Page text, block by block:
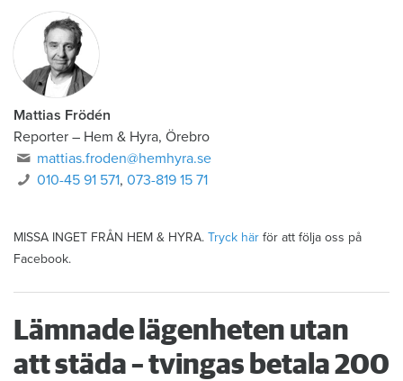
Mattias Frödén
Reporter – Hem & Hyra, Örebro
mattias.froden@hemhyra.se
010-45 91 571,073-819 15 71
MISSA INGET FRÅN HEM & HYRA. Tryck här för att följa oss på
Facebook.
Lämnade lägenheten utan
att städa – tvingas betala 200